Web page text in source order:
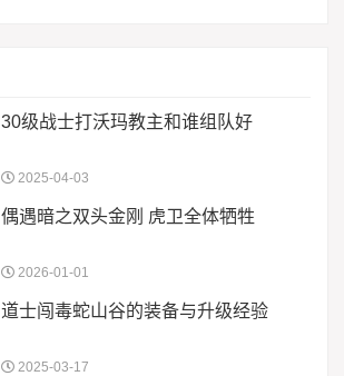
30级战士打沃玛教主和谁组队好
2025-04-03
偶遇暗之双头金刚 虎卫全体牺牲
2026-01-01
道士闯毒蛇山谷的装备与升级经验
2025-03-17